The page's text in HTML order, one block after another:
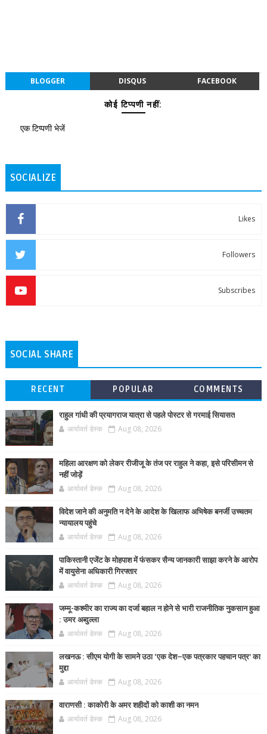
BLOGGER DISQUS FACEBOOK
कोई टिप्पणी नहीं:
एक टिप्पणी भेजें
SOCIALIZE
Likes
Followers
Subscribes
SOCIAL SHARE
RECENT POPULAR COMMENTS
राहुल गांधी की प्रयागराज यात्रा से पहले पोस्टर से गरमाई सियासत
आर्यावर्त डेस्क Aug 08, 2026
महिला आरक्षण को लेकर रीजीजू के तंज पर राहुल ने कहा, इसे परिसीमन से
नहीं जोड़ें
आर्यावर्त डेस्क Aug 08, 2026
विदेश जाने की अनुमति न देने के आदेश के खिलाफ अभिषेक बनर्जी उच्चतम
न्यायालय पहुंचे
आर्यावर्त डेस्क Aug 08, 2026
पाकिस्तानी एजेंट के मोहपाश में फंसकर सैन्य जानकारी साझा करने के आरोप
में वायुसेना अधिकारी गिरफ्तार
आर्यावर्त डेस्क Aug 08, 2026
जम्मू-कश्मीर का राज्य का दर्जा बहाल न होने से भारी राजनीतिक नुकसान हुआ
: उमर अब्दुल्ला
आर्यावर्त डेस्क Aug 08, 2026
लखनऊ : सीएम योगी के सामने उठा ‘एक देश–एक पत्रकार पहचान पत्र’ का
मुद्दा
आर्यावर्त डेस्क Aug 08, 2026
वाराणसी : काकोरी के अमर शहीदों को काशी का नमन
आर्यावर्त डेस्क Aug 08, 2026